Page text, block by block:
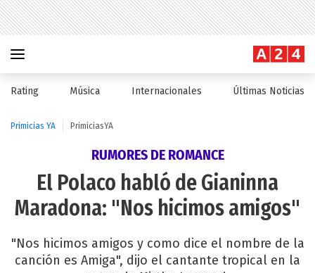
Rating Música Internacionales Últimas Noticias
Primicias YA PrimiciasYA
RUMORES DE ROMANCE
El Polaco habló de Gianinna
Maradona: "Nos hicimos amigos"
"Nos hicimos amigos y como dice el nombre de la
canción es Amiga", dijo el cantante tropical en la